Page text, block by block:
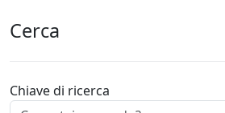
Cerca
Chiave di ricerca